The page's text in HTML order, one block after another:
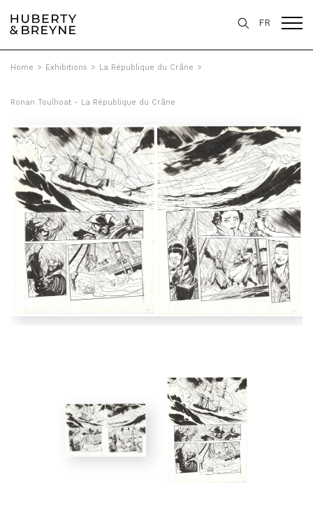
FR
Home > Exhibitions > La République du Crâne >
Ronan Toulhoat - La République du Crâne